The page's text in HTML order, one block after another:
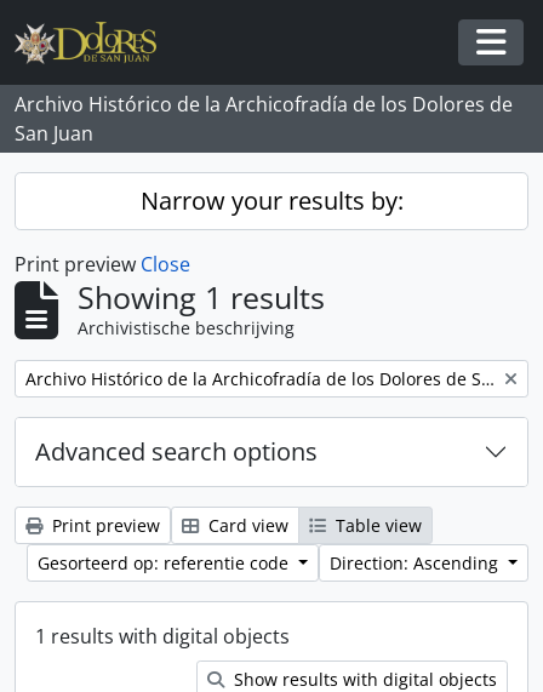
Skip to main content
Archivo Histórico de la Archicofradía de los Dolores de
San Juan
Narrow your results by:
Print preview Close
Showing 1 results
Archivistische beschrijving
Remove filter: Archivo Histórico de la Archicofradía de los Dolores de San Juan
Advanced search options
Print preview Card view
Table view
Gesorteerd op: referentie code
Direction: Ascending
1 results with digital objects
Show results with digital objects